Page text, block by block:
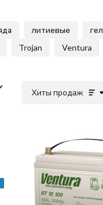
литиевые
Trojan Ventura
Хиты продаж